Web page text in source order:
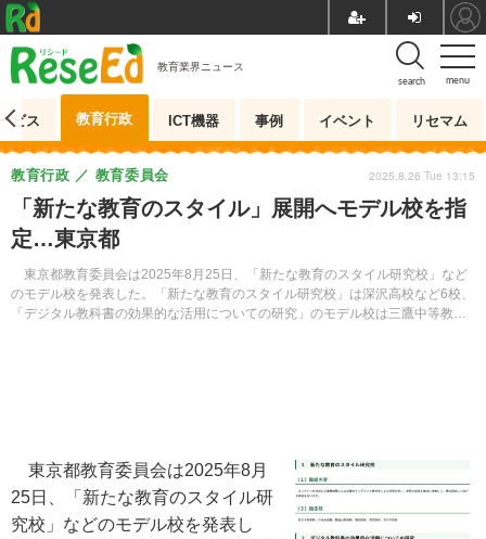
menu
search
教育業界ニュース
ビス 教育行政 ICT機器 事例 イベント リセマム
「新たな教育のスタイル」展開へモデル校を指
定…東京都
東京都教育委員会は2025年8月25日、「新たな教育のスタイル研究校」など
のモデル校を発表した。「新たな教育のスタイル研究校」は深沢高校など6校、
「デジタル教科書の効果的な活用についての研究」のモデル校は三鷹中等教育
教育行政 教育委員会 2025.8.26 Tue 13:15
東京都教育委員会は2025年8月
25日、「新たな教育のスタイル研
究校」などのモデル校を発表し